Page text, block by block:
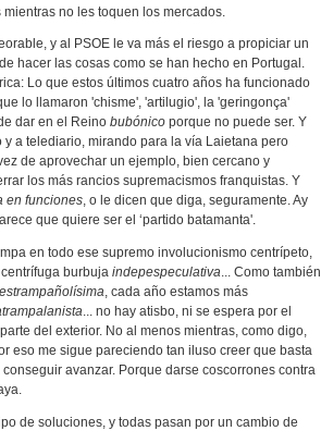
no les toquen los mercados.
y al PSOE le va más el riesgo a propiciar un
hacer las cosas como se han hecho en Portugal.
Lo que estos últimos cuatro años ha funcionado
lo llamaron 'chisme', 'artilugio', la 'geringonça'
dar en el Reino bubónico porque no puede ser. Y
a telediario, mirando para la vía Laietana pero
de aprovechar un ejemplo, bien cercano y
los más rancios supremacismos franquistas. Y
en funciones , o le dicen que diga, seguramente. Ay
que quiere ser el ‘partido batamanta'.
en todo ese supremo involucionismo centrípeto,
burbuja indepespeculativa ... Como también
estrampañolísima , cada año estamos más
... no hay atisbo, ni se espera por el
del exterior. No al menos mientras, como digo,
eso me sigue pareciendo tan iluso creer que basta
avanzar. Porque darse coscorrones contra
de soluciones, y todas pasan por un cambio de